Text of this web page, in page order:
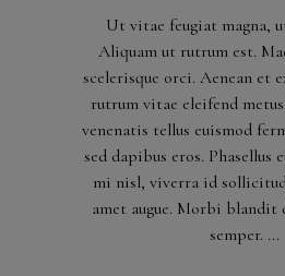
Ut vitae feugiat magna,
Aliquam ut rutrum est.
scelerisque orci. Aenean et
rutrum vitae eleifend
venenatis tellus euismod
sed dapibus eros. Phasellus
mi nisl, viverra id
amet augue. Morbi blandit
semper.